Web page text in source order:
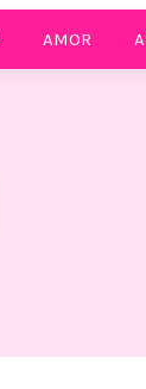
AMOR